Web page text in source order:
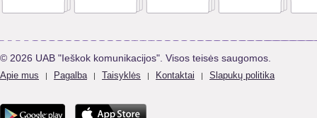
© 2026 UAB "Ieškok komunikacijos". Visos teisės saugomos.
Apie mus | Pagalba | Taisyklės | Kontaktai | Slapukų politika